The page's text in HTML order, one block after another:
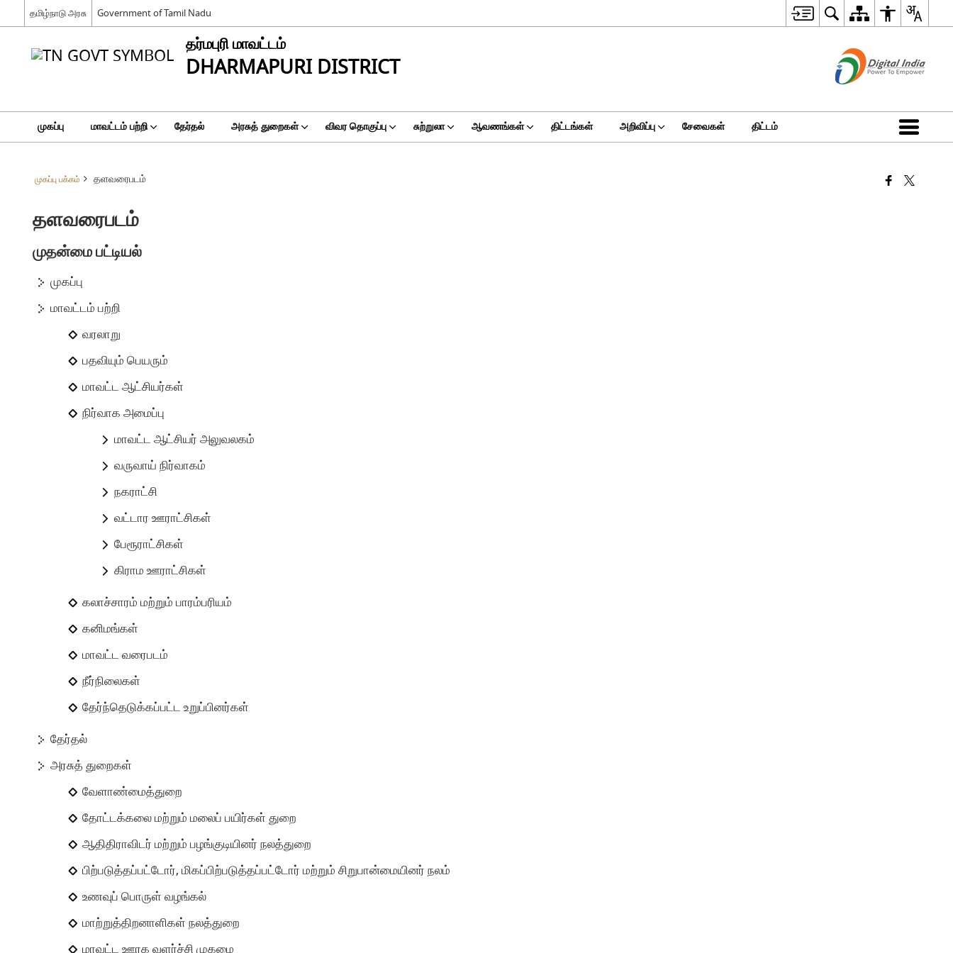
தமிழ்நாடு அரசு Government of Tamil Nadu
தர்மபுரி மாவட்டம்
DHARMAPURI DISTRICT
முகப்பு மாவட்டம் பற்றி தேர்தல் அரசுத் துறைகள் விவர தொகுப்பு சுற்றுலா ஆவணங்கள் திட்டங்கள் அறிவிப்பு சேவைகள் திட்டம்
முகப்பு பக்கம் தளவரைபடம்
தளவரைபடம்
முதன்மை பட்டியல்
முகப்பு
மாவட்டம் பற்றி
வரலாறு
பதவியும் பெயரும்
மாவட்ட ஆட்சியர்கள்
நிர்வாக அமைப்பு
மாவட்ட ஆட்சியர் அலுவலகம்
வருவாய் நிர்வாகம்
நகராட்சி
வட்டார ஊராட்சிகள்
பேரூராட்சிகள்
கிராம ஊராட்சிகள்
கலாச்சாரம் மற்றும் பாரம்பரியம்
கனிமங்கள்
மாவட்ட வரைபடம்
நீர்நிலைகள்
தேர்ந்தெடுக்கப்பட்ட உறுப்பினர்கள்
தேர்தல்
அரசுத் துறைகள்
வேளாண்மைத்துறை
தோட்டக்கலை மற்றும் மலைப் பயிர்கள் துறை
ஆதிதிராவிடர் மற்றும் பழங்குடியினர் நலத்துறை
பிற்படுத்தப்பட்டோர், மிகப்பிற்படுத்தப்பட்டோர் மற்றும் சிறுபான்மையினர் நலம்
உணவுப் பொருள் வழங்கல்
மாற்றுத்திறனாளிகள் நலத்துறை
மாவட்ட ஊரக வளர்ச்சி முகமை